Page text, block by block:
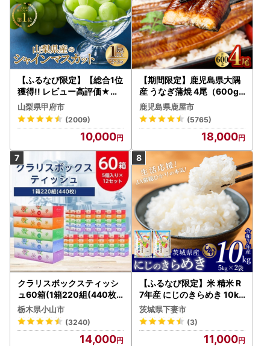
【ふるなび限定】【総合1位
獲得!! レビュー高評価★】
〈2026年度配送分〉山梨
県産 シャインマスカット 2
～3房（1.0kg以上）シャイ
ン フルーツ FN-Limited-S
P
山梨県甲府市
(2009)
10,000
【期間限定】鹿児島県大隅
産 うなぎ蒲焼 4尾（600g
） KN007-004-04-cp18
うなぎ 鰻 魚 惣菜 総菜
鹿児島県鹿屋市
(5765)
18,000
クラリスボックスティッシ
ュ60箱(1箱220組(440枚))
(5個入り×12セット)【配送
不可地域：離島・沖縄県】
【1256759】
栃木県小山市
(3240)
14,000
【ふるなび限定】米 精米 R
7年産 にじのきらめき 10kg
10月 FN-Limited-PR
茨城県下妻市
(3)
11,000